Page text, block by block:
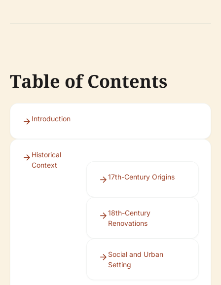
Table of Contents
Introduction
Historical
Context
17th-Century Origins
18th-Century
Renovations
Social and Urban
Setting